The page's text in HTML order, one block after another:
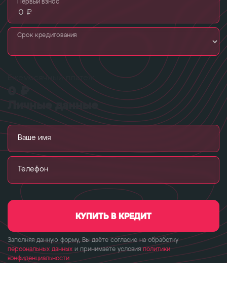
Первый взнос
Срок кредитования
Ежемесячный платеж
0 ₽
Личные данные
Ваше имя
Телефон
КУПИТЬ В КРЕДИТ
Заполняя данную форму, Вы даёте согласие на обработку
персональных данных и принимаете условияполитики
конфиденциальности